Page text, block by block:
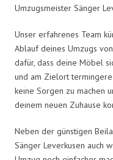
Umzugsmeister Sänger
Unser erfahrenes Team
Ablauf deines Umzugs
dafür, dass deine Möbel
und am Zielort
keine Sorgen zu machen
deinem neuen Zuhause
Neben der günstigen
Sänger Leverkusen auch